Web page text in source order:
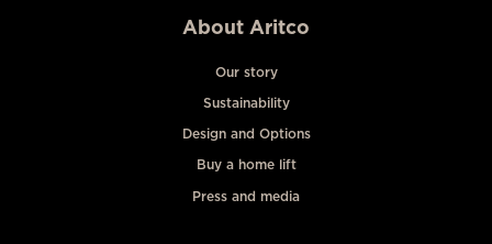
About Aritco
Our story
Sustainability
Design and Options
Buy a home lift
Press and media